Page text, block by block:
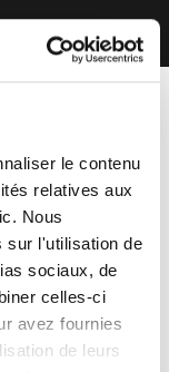
le contenu
relatives aux
Nous
sur l'utilisation de
sociaux, de
celles-ci
avez fournies
de leurs